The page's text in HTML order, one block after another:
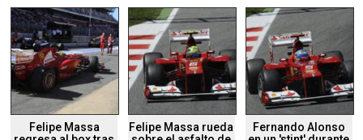
Felipe Massa
Felipe Massa rueda
Fernando Alonso